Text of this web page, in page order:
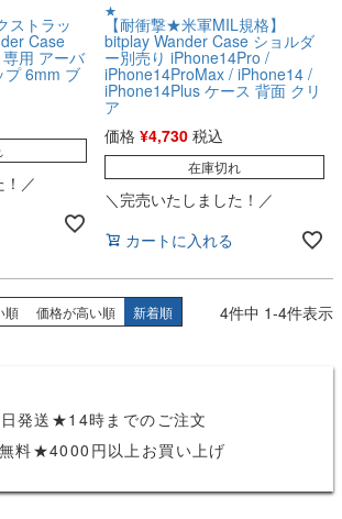
ストラッ
Case
用 アーバ
プ 6mm ブ
！／
★
【耐衝撃★米軍MIL規格】
bitplay Wander Case ショルダ
ー別売り iPhone14Pro /
iPhone14ProMax / iPhone14 /
iPhone14Plus ケース 背面 クリ
ア
価格 ¥4,730 税込
在庫切れ
＼完売いたしました！／
カートに入れる
順 価格が高い順 新着順 4件中 1-4件表示
発送★14時までのご注文
料★4000円以上お買い上げ